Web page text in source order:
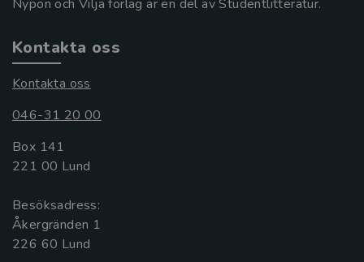
Nypon och Vilja förlag är en del av Studentlitteratur.
Kontakta oss
Kontakta oss
046-31 20 00
Box 141
221 00 Lund
Besöksadress:
Åkergränden 1